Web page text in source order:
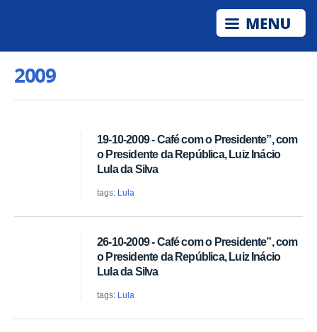
2009
19-10-2009 - Café com o Presidente”, com
o Presidente da República, Luiz Inácio
Lula da Silva
tags: Lula
26-10-2009 - Café com o Presidente”, com
o Presidente da República, Luiz Inácio
Lula da Silva
tags: Lula